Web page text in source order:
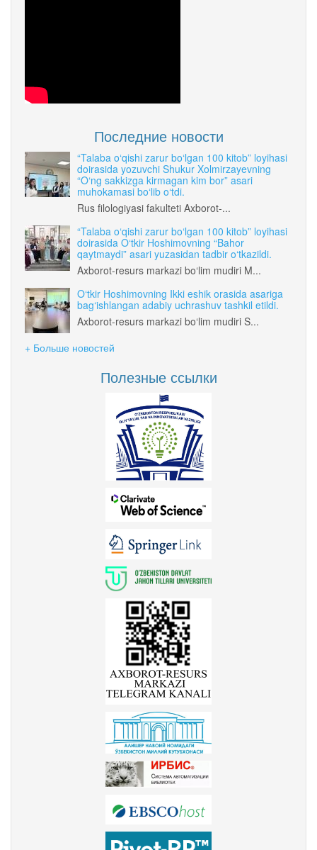
Последние новости
“Talaba o‘qishi zarur bo‘lgan 100 kitob” loyihasi
doirasida yozuvchi Shukur Xolmirzayevning
“O‘ng sakkizga kirmagan kim bor” asari
muhokamasi bo‘lib o‘tdi.
Rus filologiyasi fakulteti Axborot-...
“Talaba o‘qishi zarur bo‘lgan 100 kitob” loyihasi
doirasida O‘tkir Hoshimovning “Bahor
qaytmaydi” asari yuzasidan tadbir o‘tkazildi.
Axborot-resurs markazi bo‘lim mudiri M...
O‘tkir Hoshimovning Ikki eshik orasida asariga
bag‘ishlangan adabiy uchrashuv tashkil etildi.
Axborot-resurs markazi bo‘lim mudiri S...
+ Больше новостей
Полезные ссылки